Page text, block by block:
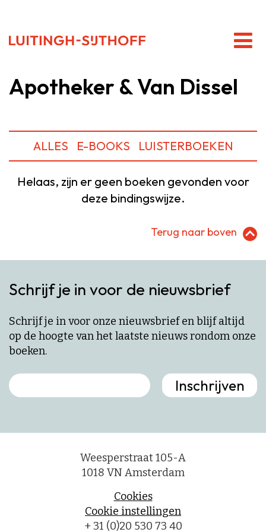
Apotheker & Van Dissel
ALLES E-BOOKS LUISTERBOEKEN
Helaas, zijn er geen boeken gevonden voor
deze bindingswijze.
Terug naar boven
Schrijf je in voor de nieuwsbrief
Schrijf je in voor onze nieuwsbrief en blijf altijd
op de hoogte van het laatste nieuws rondom onze
boeken.
Weesperstraat 105-A
1018 VN Amsterdam
Cookies
Cookie instellingen
+ 31 (0)20 530 73 40